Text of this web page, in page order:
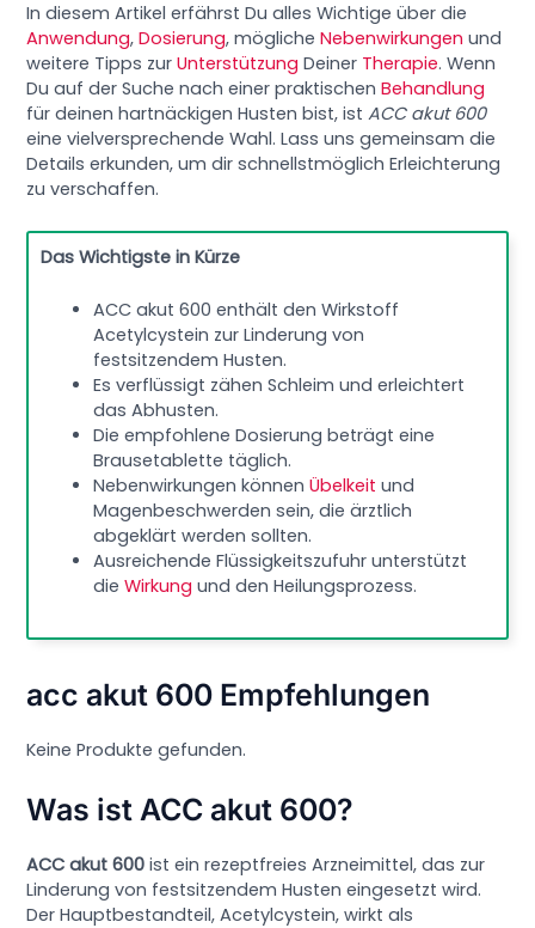
In diesem Artikel erfährst Du alles Wichtige über die
Anwendung,Dosierung, möglicheNebenwirkungen und
weitere Tipps zurUnterstützung Deiner Therapie. Wenn
Du auf der Suche nach einer praktischenBehandlung
für deinen hartnäckigen Husten bist, istACC akut 600
eine vielversprechende Wahl. Lass uns gemeinsam die
Details erkunden, um dir schnellstmöglich Erleichterung
zu verschaffen.
Das Wichtigste in Kürze
ACC akut 600 enthält den Wirkstoff
Acetylcystein zur Linderung von
festsitzendem Husten.
Es verflüssigt zähen Schleim und erleichtert
das Abhusten.
Die empfohlene Dosierung beträgt eine
Brausetablette täglich.
Nebenwirkungen könnenÜbelkeit und
Magenbeschwerden sein, die ärztlich
abgeklärt werden sollten.
Ausreichende Flüssigkeitszufuhr unterstützt
dieWirkung und den Heilungsprozess.
acc akut 600 Empfehlungen
Keine Produkte gefunden.
Was ist ACC akut 600?
ACC akut 600 ist ein rezeptfreies Arzneimittel, das zur
Linderung von festsitzendem Husten eingesetzt wird.
Der Hauptbestandteil, Acetylcystein, wirkt als